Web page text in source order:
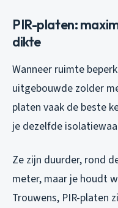
PIR-platen:
dikte
Wanneer ruimte
uitgebouwde zolder
platen vaak de beste
je dezelfde
Ze zijn duurder, rond
meter, maar je houdt
Trouwens, PIR-platen